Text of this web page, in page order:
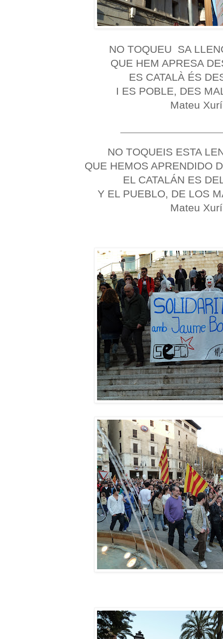
NO TOQUEU SA
QUE HEM APRESA
ES CATALÀ ÉS
I ES POBLE, DES
Mateu Xurí
NO TOQUEIS ESTA
QUE HEMOS APRENDIDO
EL CATALÁN ES
Y EL PUEBLO, DE LOS
Mateu Xurí